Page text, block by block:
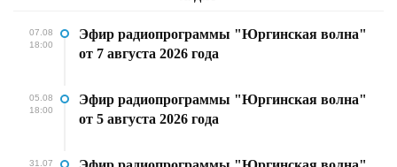
07.08
18:00
Эфир радиопрограммы "Юргинская волна"
от 7 августа 2026 года
05.08
18:00
Эфир радиопрограммы "Юргинская волна"
от 5 августа 2026 года
31.07